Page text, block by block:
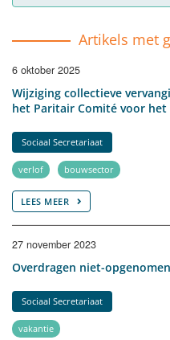
Artikels met
6 oktober 2025
​Wijziging collectieve
het Paritair Comité voor
Sociaal Secretariaat
verlof bouwsector
LEES MEER
27 november 2023
Overdragen niet-
Sociaal Secretariaat
vakantie